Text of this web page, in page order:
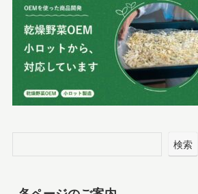
検索